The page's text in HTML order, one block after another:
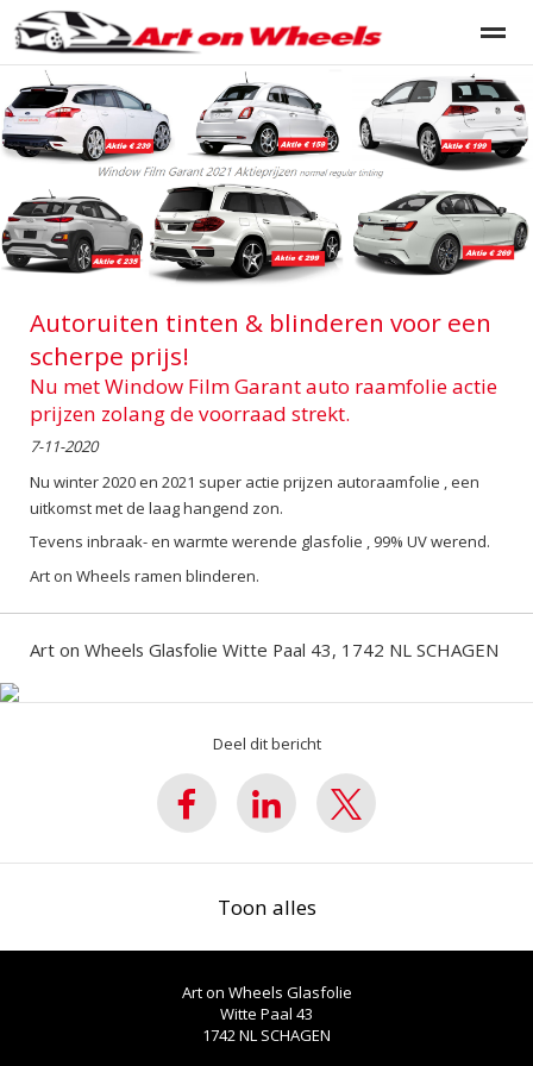
HOME - Tintshop autoruiten tinten en blinderen Portfolio
Home Contact Pagina's Bellen
Autoruiten tinten & blinderen voor een
scherpe prijs!
Nu met Window Film Garant auto raamfolie actie
prijzen zolang de voorraad strekt.
7-11-2020
Nu winter 2020 en 2021 super actie prijzen autoraamfolie , een
uitkomst met de laag hangend zon.
Tevens inbraak- en warmte werende glasfolie , 99% UV werend.
Art on Wheels ramen blinderen.
Art on Wheels Glasfolie Witte Paal 43, 1742 NL SCHAGEN
Deel dit bericht
Toon alles
Art on Wheels Glasfolie
Witte Paal 43
1742 NL SCHAGEN